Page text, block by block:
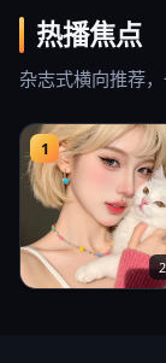
热播焦点
杂志式横向推荐
1